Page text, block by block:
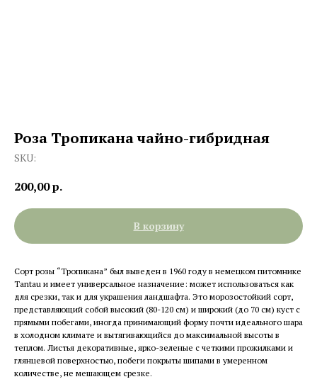
Роза Тропикана чайно-гибридная
SKU:
200,00р.
В корзину
Сорт розы “Тропикана” был выведен в 1960 году в немецком питомнике
Tantau и имеет универсальное назначение: может использоваться как
для срезки, так и для украшения ландшафта. Это морозостойкий сорт,
представляющий собой высокий (80-120 см) и широкий (до 70 см) куст с
прямыми побегами, иногда принимающий форму почти идеального шара
в холодном климате и вытягивающийся до максимальной высоты в
теплом. Листья декоративные, ярко-зеленые с четкими прожилками и
глянцевой поверхностью, побеги покрыты шипами в умеренном
количестве, не мешающем срезке.